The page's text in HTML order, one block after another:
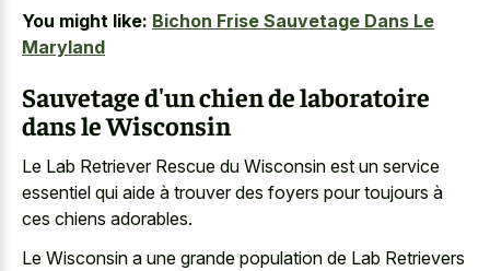
You might like: Bichon Frise Sauvetage Dans Le
Maryland
Sauvetage d'un chien de laboratoire
dans le Wisconsin
Le Lab Retriever Rescue du Wisconsin est un service
essentiel qui aide à trouver des foyers pour toujours à
ces chiens adorables.
Le Wisconsin a une grande population de Lab Retrievers